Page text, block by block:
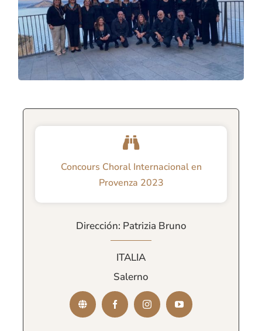
Concours Choral Internacional en
Provenza 2023
Dirección: Patrizia Bruno
ITALIA
Salerno